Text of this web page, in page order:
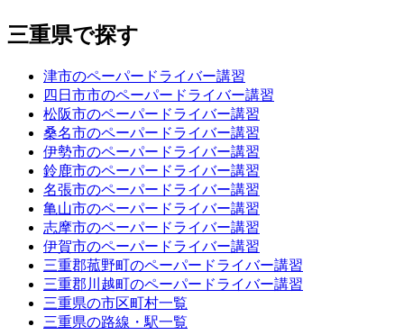
三重県で探す
津市のペーパードライバー講習
四日市市のペーパードライバー講習
松阪市のペーパードライバー講習
桑名市のペーパードライバー講習
伊勢市のペーパードライバー講習
鈴鹿市のペーパードライバー講習
名張市のペーパードライバー講習
亀山市のペーパードライバー講習
志摩市のペーパードライバー講習
伊賀市のペーパードライバー講習
三重郡菰野町のペーパードライバー講習
三重郡川越町のペーパードライバー講習
三重県の市区町村一覧
三重県の路線・駅一覧